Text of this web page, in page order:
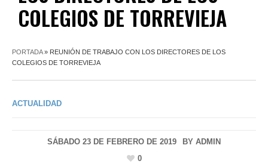
COLEGIOS DE TORREVIEJA
PORTADA» REUNIÓN DE TRABAJO CON LOS DIRECTORES DE LOS
COLEGIOS DE TORREVIEJA
ACTUALIDAD
SÁBADO 23 DE FEBRERO DE 2019 BY ADMIN
0